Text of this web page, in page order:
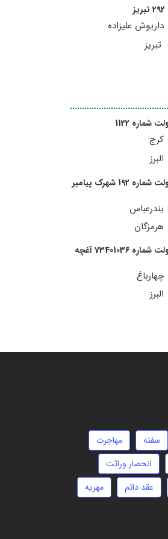
داریوش علیزاده
تبریز
1122
کرج
البرز
دفتر پیشخوان دولت شماره 192 شهرک پیامبر
بندرعباس
هرمزگان
دفتر پیشخوان دولت شماره 73401036 آغچه
چهارباغ
البرز
سفته
مهاجرت
انحصار وراثت
عقد دائم
مهریه